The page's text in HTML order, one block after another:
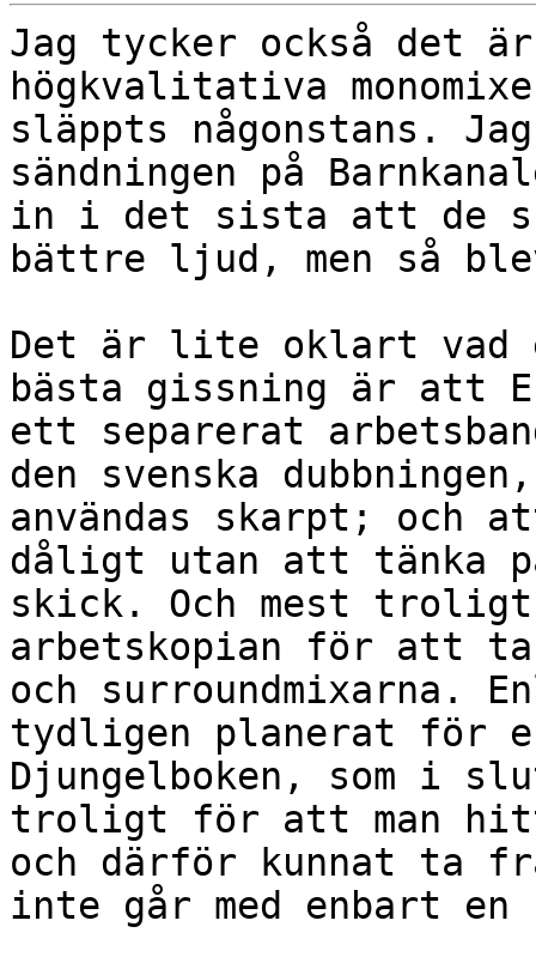
Jag tycker också det
högkvalitativa
släppts någonstans. Jag
sändningen på
in i det sista att de
bättre ljud, men så
Det är lite oklart vad
bästa gissning är att
ett separerat
den svenska
användas skarpt; och
dåligt utan att tänka
skick. Och mest troligt
arbetskopian för att ta
och surroundmixarna.
tydligen planerat för en
Djungelboken, som i
troligt för att man
och därför kunnat ta
inte går med enbart en